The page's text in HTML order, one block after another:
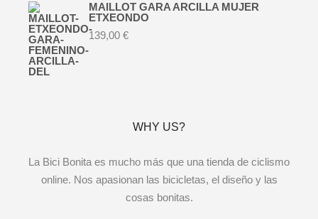
MAILLOT GARA ARCILLA MUJER
ETXEONDO
139,00 €
WHY US?
La Bici Bonita es mucho más que una tienda de ciclismo
online. Nos apasionan las bicicletas, el diseño y las
cosas bonitas.